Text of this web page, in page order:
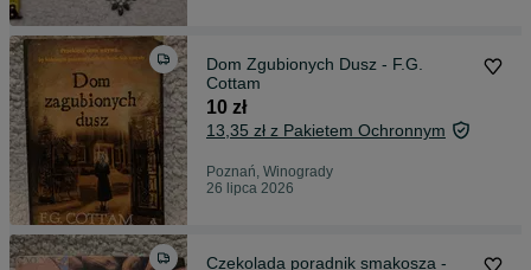
Dom Zgubionych Dusz - F.G.
Cottam
10 zł
13,35 zł z Pakietem Ochronnym
Poznań, Winogrady
26 lipca 2026
Czekolada poradnik smakosza -